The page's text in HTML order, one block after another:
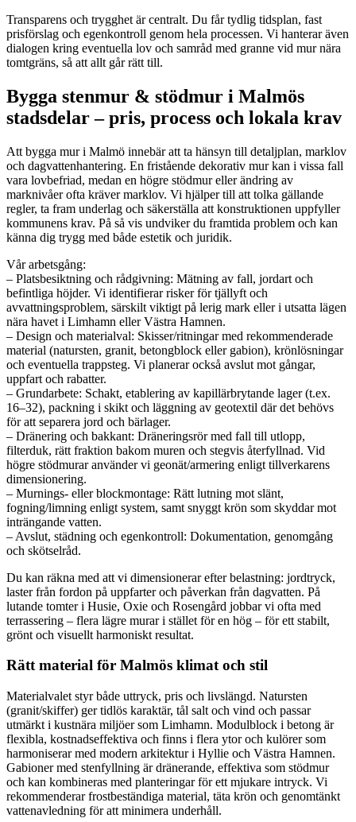
Transparens och trygghet är centralt. Du får tydlig tidsplan, fast
prisförslag och egenkontroll genom hela processen. Vi hanterar även
dialogen kring eventuella lov och samråd med granne vid mur nära
tomtgräns, så att allt går rätt till.
Bygga stenmur & stödmur i Malmös
stadsdelar – pris, process och lokala krav
Att bygga mur i Malmö innebär att ta hänsyn till detaljplan, marklov
och dagvattenhantering. En fristående dekorativ mur kan i vissa fall
vara lovbefriad, medan en högre stödmur eller ändring av
marknivåer ofta kräver marklov. Vi hjälper till att tolka gällande
regler, ta fram underlag och säkerställa att konstruktionen uppfyller
kommunens krav. På så vis undviker du framtida problem och kan
känna dig trygg med både estetik och juridik.
Vår arbetsgång:
– Platsbesiktning och rådgivning: Mätning av fall, jordart och
befintliga höjder. Vi identifierar risker för tjällyft och
avvattningsproblem, särskilt viktigt på lerig mark eller i utsatta lägen
nära havet i Limhamn eller Västra Hamnen.
– Design och materialval: Skisser/ritningar med rekommenderade
material (natursten, granit, betongblock eller gabion), krönlösningar
och eventuella trappsteg. Vi planerar också avslut mot gångar,
uppfart och rabatter.
– Grundarbete: Schakt, etablering av kapillärbrytande lager (t.ex.
16–32), packning i skikt och läggning av geotextil där det behövs
för att separera jord och bärlager.
– Dränering och bakkant: Dräneringsrör med fall till utlopp,
filterduk, rätt fraktion bakom muren och stegvis återfyllnad. Vid
högre stödmurar använder vi geonät/armering enligt tillverkarens
dimensionering.
– Murnings- eller blockmontage: Rätt lutning mot slänt,
fogning/limning enligt system, samt snyggt krön som skyddar mot
inträngande vatten.
– Avslut, städning och egenkontroll: Dokumentation, genomgång
och skötselråd.
Du kan räkna med att vi dimensionerar efter belastning: jordtryck,
laster från fordon på uppfarter och påverkan från dagvatten. På
lutande tomter i Husie, Oxie och Rosengård jobbar vi ofta med
terrassering – flera lägre murar i stället för en hög – för ett stabilt,
grönt och visuellt harmoniskt resultat.
Rätt material för Malmös klimat och stil
Materialvalet styr både uttryck, pris och livslängd. Natursten
(granit/skiffer) ger tidlös karaktär, tål salt och vind och passar
utmärkt i kustnära miljöer som Limhamn. Modulblock i betong är
flexibla, kostnadseffektiva och finns i flera ytor och kulörer som
harmoniserar med modern arkitektur i Hyllie och Västra Hamnen.
Gabioner med stenfyllning är dränerande, effektiva som stödmur
och kan kombineras med planteringar för ett mjukare intryck. Vi
rekommenderar frostbeständiga material, täta krön och genomtänkt
vattenavledning för att minimera underhåll.